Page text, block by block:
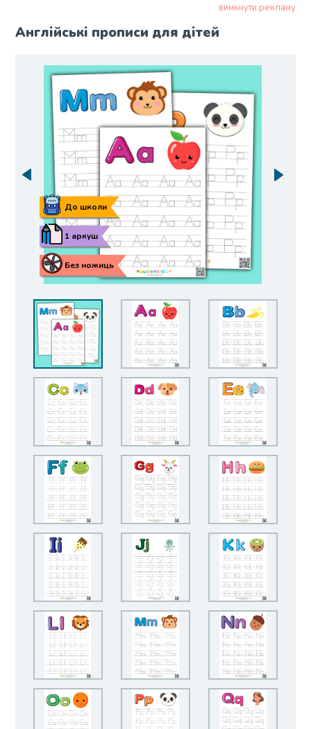
вимкнути рекламу
Англійські прописи для дітей
Без ножиць
1 аркуш
До школи